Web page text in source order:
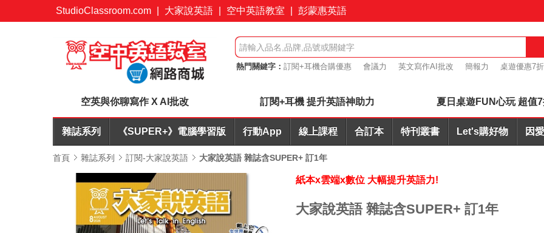
StudioClassroom.com 大家說英語 空中英語教室 彭蒙惠英語
熱門關鍵字： 訂閱+耳機合購優惠 會議力 英文寫作AI批改 簡報力 桌遊優惠7
空英與你聊寫作 X AI批改 訂閱+耳機 提升英語神助力 夏日桌遊FUN心玩 超值
雜誌系列 《SUPER+》電腦學習版 行動App 線上課程 合訂本 特刊叢書 Let's購好物 因
首頁 雜誌系列 訂閱-大家說英語 大家說英語 雜誌含SUPER+ 訂1年
紙本x雲端x數位 大幅提升英語力!
大家說英語 雜誌含SUPER+ 訂1年